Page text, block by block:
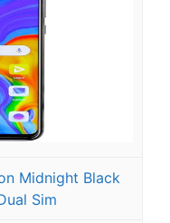
Midnight Black
Sim